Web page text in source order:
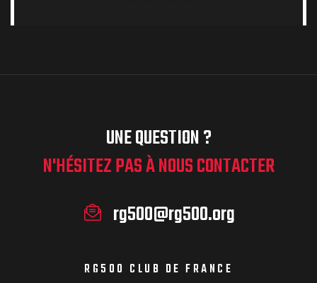
UNE QUESTION ?
N'HÉSITEZ PAS À NOUS CONTACTER
rg500@rg500.org
RG500 CLUB DE FRANCE